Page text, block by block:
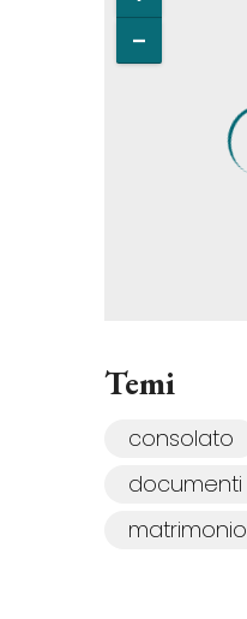
Temi
consolato
documenti
matrimonio